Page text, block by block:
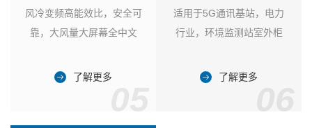
风冷变频高能效比，安全可
靠，大风量大屏幕全中文
了解更多
适用于5G通讯基站，电力
行业，环境监测站室外柜
了解更多